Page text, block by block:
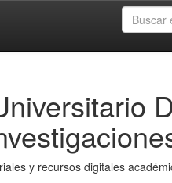
y recursos digitales